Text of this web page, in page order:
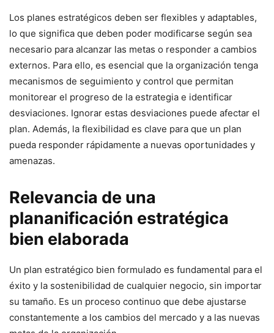
Los planes estratégicos deben ser flexibles y adaptables,
lo que significa que deben poder modificarse según sea
necesario para alcanzar las metas o responder a cambios
externos. Para ello, es esencial que la organización tenga
mecanismos de seguimiento y control que permitan
monitorear el progreso de la estrategia e identificar
desviaciones. Ignorar estas desviaciones puede afectar el
plan. Además, la flexibilidad es clave para que un plan
pueda responder rápidamente a nuevas oportunidades y
amenazas.
Relevancia de una
plananificación estratégica
bien elaborada
Un plan estratégico bien formulado es fundamental para el
éxito y la sostenibilidad de cualquier negocio, sin importar
su tamaño. Es un proceso continuo que debe ajustarse
constantemente a los cambios del mercado y a las nuevas